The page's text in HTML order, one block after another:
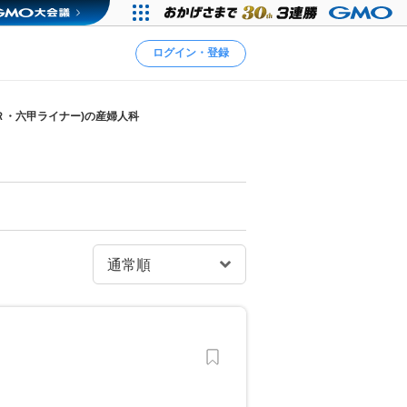
ログイン・登録
・六甲ライナー)の産婦人科